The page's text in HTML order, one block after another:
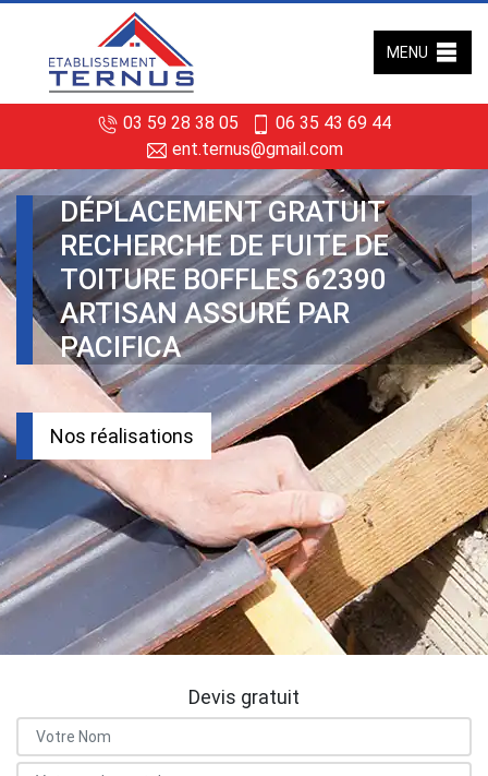
03 59 28 38 05
06 35 43 69 44
ent.ternus@gmail.com
MENU
DÉPLACEMENT GRATUIT
RECHERCHE DE FUITE DE
TOITURE BOFFLES 62390
ARTISAN ASSURÉ PAR
PACIFICA
Nos réalisations
Devis gratuit